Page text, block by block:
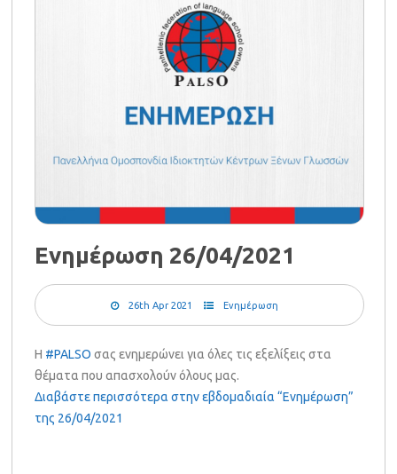
Ενημέρωση 26/04/2021
26th Apr 2021 Ενημέρωση
Η #PALSO σας ενημερώνει για όλες τις εξελίξεις στα
θέματα που απασχολούν όλους μας.
Διαβάστε περισσότερα στην εβδομαδιαία “Ενημέρωση”
της 26/04/2021